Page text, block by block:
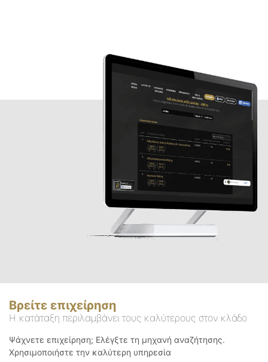
Βρείτε επιχείρηση
Η κατάταξη περιλαμβάνει τους καλύτερους στον κλάδο
Ψάχνετε επιχείρηση; Ελέγξτε τη μηχανή αναζήτησης.
Χρησιμοποιήστε την καλύτερη υπηρεσία